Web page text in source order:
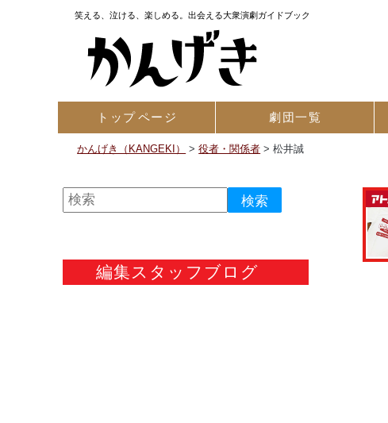
笑える、泣ける、楽しめる。出会える大衆演劇ガイドブック
トップページ 劇団一覧
かんげき（KANGEKI） >役者・関係者 >松井誠
編集スタッフブログ